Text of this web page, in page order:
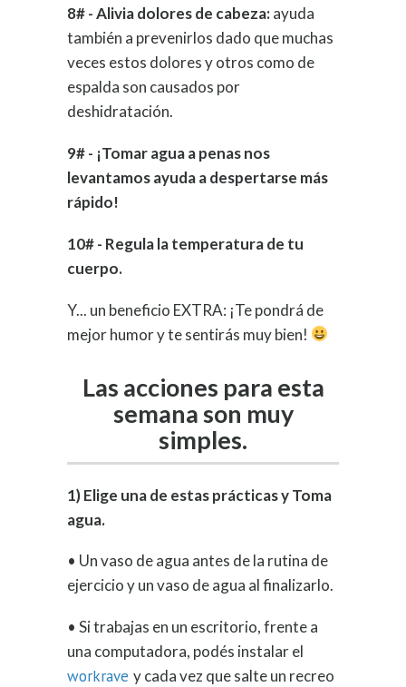
8# - Alivia dolores de cabeza:ayuda
también a prevenirlos dado que muchas
veces estos dolores y otros como de
espalda son causados por
deshidratación.
9# - ¡Tomar agua a penas nos
levantamos ayuda a despertarse más
rápido!
10# - Regula la temperatura de tu
cuerpo.
Y... un beneficio EXTRA: ¡Te pondrá de
mejor humor y te sentirás muy bien!
Las acciones para esta
semana son muy
simples.
1) Elige una de estas prácticas y Toma
agua.
• Un vaso de agua antes de la rutina de
ejercicio y un vaso de agua al finalizarlo.
• Si trabajas en un escritorio, frente a
una computadora, podés instalar el
workrave y cada vez que salte un recreo